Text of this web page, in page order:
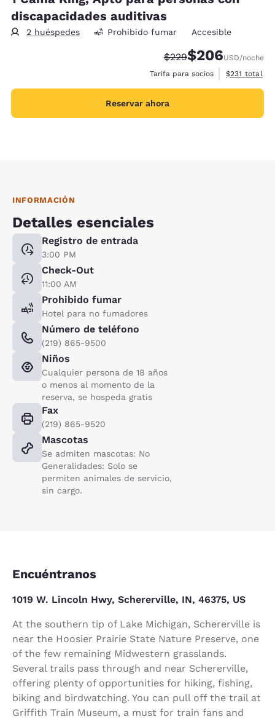
discapacidades auditivas
2 huéspedes Prohibido fumar Accesible
Precio tachado:
$229Precio con
$206USD/noche
Tarifa para socios
Ver detalles
$231 total
Reservar ahora
INFORMACIÓN
Detalles esenciales
Registro de entrada
3:00 PM
Check-Out
11:00 AM
Prohibido fumar
Hotel para no fumadores
Número de teléfono
(219) 865-9500
Niños
Cualquier persona de 18 años
o menos al momento de la
reserva, se hospeda gratis
Fax
(219) 865-9520
Mascotas
Se admiten mascotas: No
Generalidades: Solo se
permiten animales de servicio,
sin cargo.
Encuéntranos
1019 W. Lincoln Hwy, Schererville, IN, 46375, US
At the southern tip of Lake Michigan, Schererville is
near the Hoosier Prairie State Nature Preserve, one
of the few remaining Midwestern grasslands.
Several trails pass through and near Schererville,
offering plenty of opportunities for hiking, fishing,
biking and birdwatching. You can pull off the trail at
Griffith Train Museum, a must for train fans and